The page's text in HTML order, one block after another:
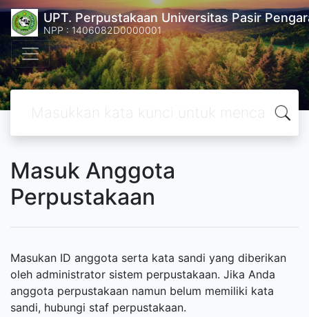
UPT. Perpustakaan Universitas Pasir
NPP : 1406082D0000001
Masuk Anggota
Perpustakaan
Masukan ID anggota serta kata sandi yang diberikan
oleh administrator sistem perpustakaan. Jika Anda
anggota perpustakaan namun belum memiliki kata
sandi, hubungi staf perpustakaan.